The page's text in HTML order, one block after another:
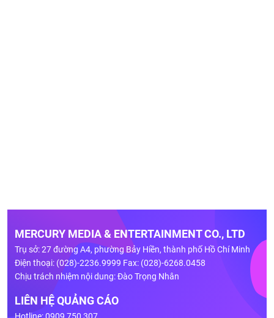
MERCURY MEDIA & ENTERTAINMENT CO., LTD
Trụ sở: 27 đường A4, phường Bảy Hiền, thành phố Hồ Chí Minh
Điện thoại: (028)-2236.9999 Fax: (028)-6268.0458
Chịu trách nhiệm nội dung: Đào Trọng Nhân
LIÊN HỆ QUẢNG CÁO
Hotline: 0909 750 307